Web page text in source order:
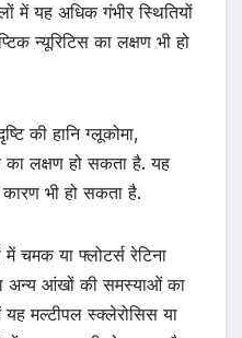
में यह अधिक गंभीर स्थितियों
न्यूरिटिस का लक्षण भी हो
की हानि ग्लूकोमा,
का लक्षण हो सकता है. यह
भी हो सकता है.
चमक या फ्लोटर्स रेटिना
अन्य आंखों की समस्याओं का
मल्टीपल स्क्लेरोसिस या